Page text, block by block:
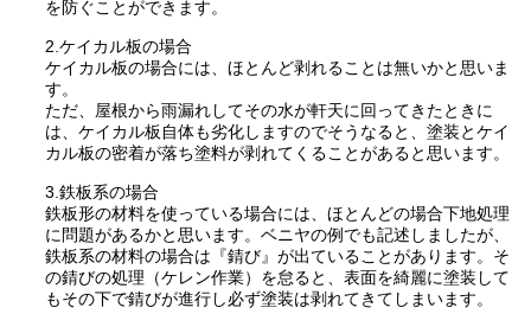
を防ぐことができます。
2.ケイカル板の場合
ケイカル板の場合には、ほとんど剥れることは無いかと思いま
す。
ただ、屋根から雨漏れしてその水が軒天に回ってきたときに
は、ケイカル板自体も劣化しますのでそうなると、塗装とケイ
カル板の密着が落ち塗料が剥れてくることがあると思います。
3.鉄板系の場合
鉄板形の材料を使っている場合には、ほとんどの場合下地処理
に問題があるかと思います。ベニヤの例でも記述しましたが、
鉄板系の材料の場合は『錆び』が出ていることがあります。そ
の錆びの処理（ケレン作業）を怠ると、表面を綺麗に塗装して
もその下で錆びが進行し必ず塗装は剥れてきてしまいます。